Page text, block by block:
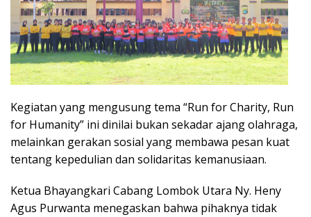
Kegiatan yang mengusung tema “Run for Charity, Run
for Humanity” ini dinilai bukan sekadar ajang olahraga,
melainkan gerakan sosial yang membawa pesan kuat
tentang kepedulian dan solidaritas kemanusiaan.
Ketua Bhayangkari Cabang Lombok Utara Ny. Heny
Agus Purwanta menegaskan bahwa pihaknya tidak